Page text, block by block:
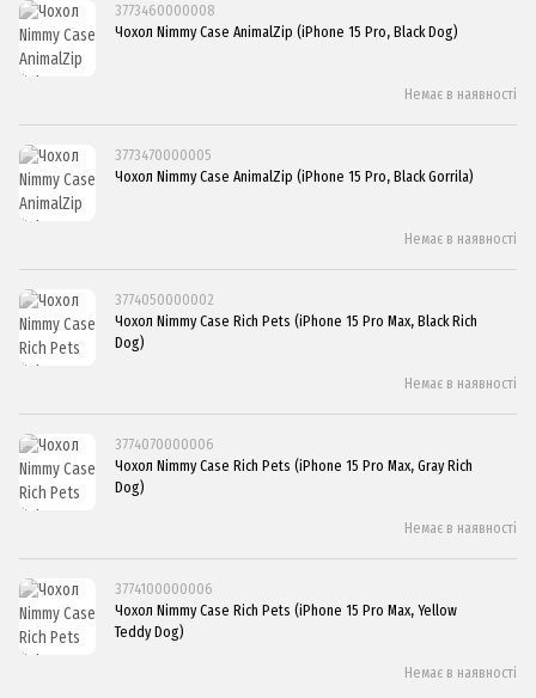
3773460000008
Чохол Nimmy Case AnimalZip (iPhone 15 Pro, Black Dog)
Немає в наявності
3773470000005
Чохол Nimmy Case AnimalZip (iPhone 15 Pro, Black Gorrila)
Немає в наявності
3774050000002
Чохол Nimmy Case Rich Pets (iPhone 15 Pro Max, Black Rich
Dog)
Немає в наявності
3774070000006
Чохол Nimmy Case Rich Pets (iPhone 15 Pro Max, Gray Rich
Dog)
Немає в наявності
3774100000006
Чохол Nimmy Case Rich Pets (iPhone 15 Pro Max, Yellow
Teddy Dog)
Немає в наявності